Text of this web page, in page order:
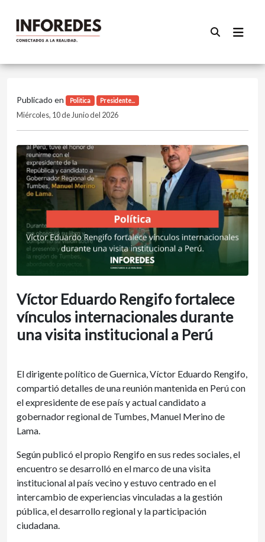
Publicado en Politica Presidente...
Miércoles, 10 de Junio del 2026
Víctor Eduardo Rengifo fortalece
vínculos internacionales durante
una visita institucional a Perú
El dirigente político de Guernica, Víctor Eduardo Rengifo,
compartió detalles de una reunión mantenida en Perú con
el expresidente de ese país y actual candidato a
gobernador regional de Tumbes, Manuel Merino de
Lama.
Según publicó el propio Rengifo en sus redes sociales, el
encuentro se desarrolló en el marco de una visita
institucional al país vecino y estuvo centrado en el
intercambio de experiencias vinculadas a la gestión
pública, el desarrollo regional y la participación
ciudadana.